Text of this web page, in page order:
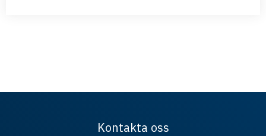
Kontakta oss